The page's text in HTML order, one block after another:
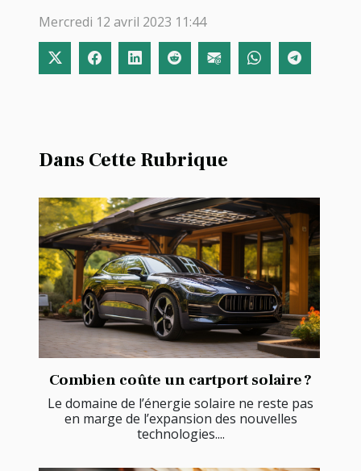
Mercredi 12 avril 2023 11:44
Dans Cette Rubrique
Combien coûte un cartport solaire ?
Le domaine de l’énergie solaire ne reste pas
en marge de l’expansion des nouvelles
technologies....